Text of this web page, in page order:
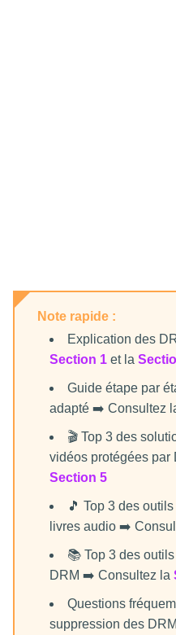
Note rapide :
Explication des
Section 1 et la
Guide étape par
adapté ➡️ Consultez
🎬 Top 3 des
vidéos protégées
Section 5
🎵 Top 3 des
livres audio ➡️
📚 Top 3 des
DRM ➡️ Consultez la
Questions
suppression des